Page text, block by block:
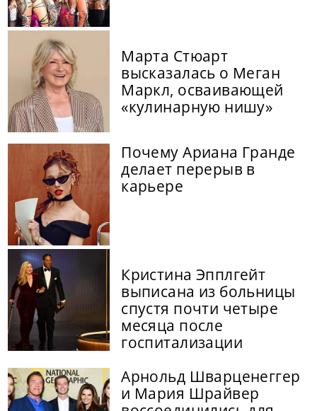
Марта Стюарт
высказалась о Меган
Маркл, осваивающей
«кулинарную нишу»
Почему Ариана Гранде
делает перерыв в
карьере
Кристина Эпплгейт
выписана из больницы
спустя почти четыре
месяца после
госпитализации
Арнольд Шварценеггер
и Мария Шрайвер